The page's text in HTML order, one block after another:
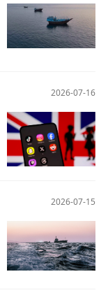
2026-07-16
2026-07-15